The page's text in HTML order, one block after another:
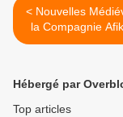
< Nouvelles Médiévales de
la Compagnie
Hébergé par
Top articles